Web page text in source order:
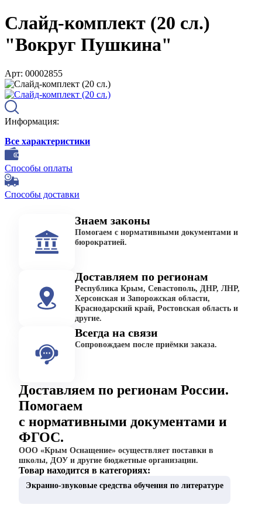
Слайд-комплект (20 сл.)
"Вокруг Пушкина"
Арт: 00002855
Информация:
Все характеристики
Способы оплаты
Способы доставки
Знаем законы
Помогаем с нормативными документами и
бюрократией.
Доставляем по регионам
Республика Крым, Севастополь, ДНР, ЛНР,
Херсонская и Запорожская области,
Краснодарский край, Ростовская область и
другие.
Всегда на связи
Сопровождаем после приёмки заказа.
Доставляем по регионам России.
Помогаем
с нормативными документами и
ФГОС.
ООО «Крым Оснащение» осуществляет поставки в
школы, ДОУ и другие бюджетные организации.
Товар находится в категориях:
Экранно-звуковые средства обучения по литературе